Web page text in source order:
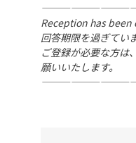
Reception has been
回答期限を過ぎてい
ご登録が必要な方は
願いいたします。